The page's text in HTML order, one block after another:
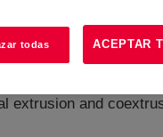
extrusion and
todas ACEPTAR